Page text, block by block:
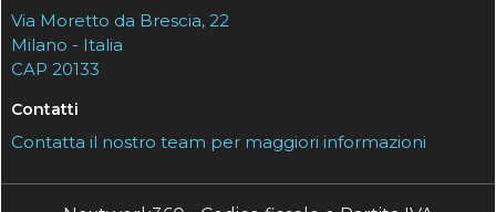
Via Moretto da Brescia, 22
Milano - Italia
CAP 20133
Contatti
Contatta il nostro team per maggiori informazioni